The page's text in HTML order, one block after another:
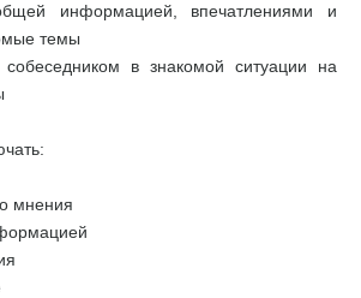
информацией, впечатлениями и
темы
собеседником в знакомой ситуации на
мнения